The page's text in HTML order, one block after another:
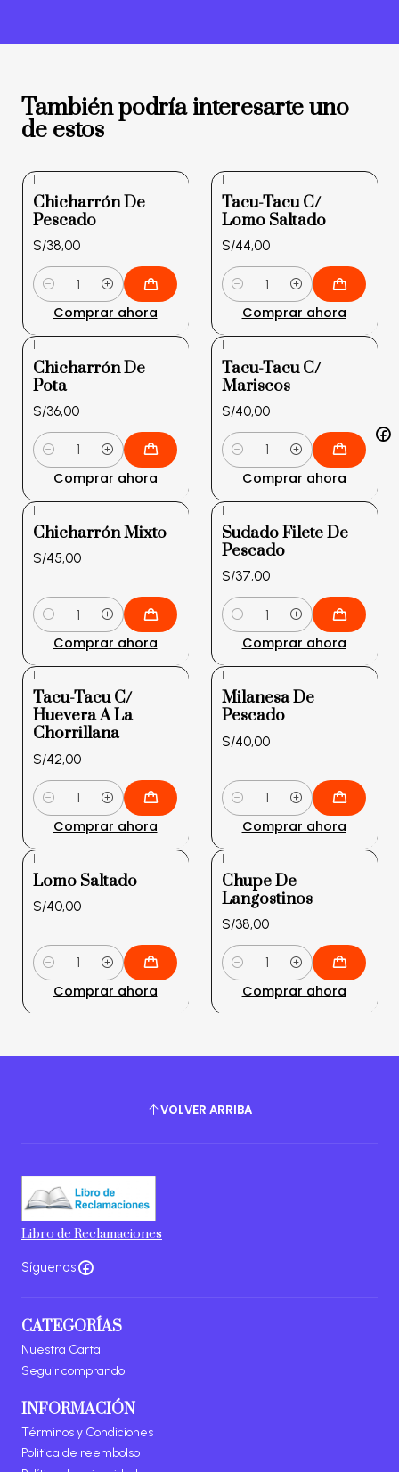
También podría interesarte uno
de estos
|
Chicharrón De
Pescado
S/38,00
Cantidad
Comprar ahora
|
Tacu-Tacu C/
Lomo Saltado
S/44,00
Cantidad
Comprar ahora
|
Chicharrón De
Pota
S/36,00
Cantidad
Comprar ahora
|
Tacu-Tacu C/
Mariscos
S/40,00
Cantidad
Comprar ahora
|
Chicharrón Mixto
S/45,00
Cantidad
Comprar ahora
|
Sudado Filete De
Pescado
S/37,00
Cantidad
Comprar ahora
|
Tacu-Tacu C/
Huevera A La
Chorrillana
S/42,00
Cantidad
Comprar ahora
|
Milanesa De
Pescado
S/40,00
Cantidad
Comprar ahora
|
Lomo Saltado
S/40,00
Cantidad
Comprar ahora
|
Chupe De
Langostinos
S/38,00
Cantidad
Comprar ahora
VOLVER ARRIBA
Libro de Reclamaciones
Síguenos
CATEGORÍAS
Nuestra Carta
Seguir comprando
INFORMACIÓN
Términos y Condiciones
Politica de reembolso